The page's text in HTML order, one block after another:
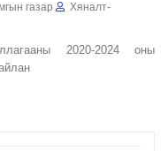
газар
Хяналт-
2020-2024 оны